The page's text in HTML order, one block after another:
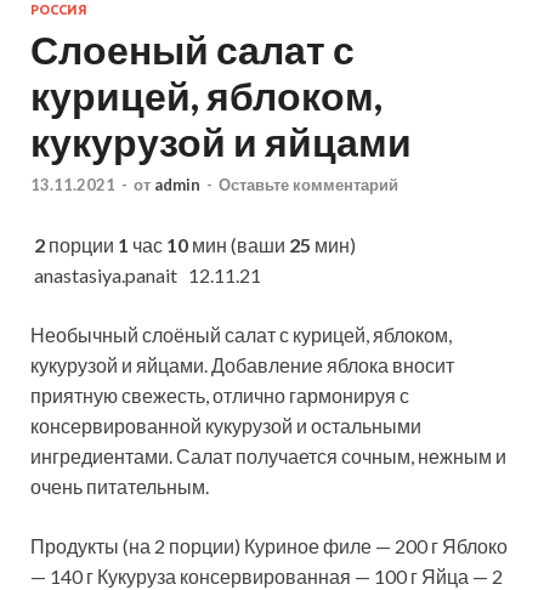
РОССИЯ
Слоеный салат с
курицей, яблоком,
кукурузой и яйцами
13.11.2021 - от admin - Оставьте комментарий
2 порции 1 час 10 мин (ваши 25 мин)
anastasiya.panait 12.11.21
Необычный слоёный салат с курицей, яблоком,
кукурузой и яйцами. Добавление яблока вносит
приятную свежесть, отлично гармонируя с
консервированной кукурузой и остальными
ингредиентами. Салат получается сочным, нежным и
очень питательным.
Продукты (на 2 порции) Куриное филе — 200 г Яблоко
— 140 г Кукуруза консервированная — 100 г Яйца — 2